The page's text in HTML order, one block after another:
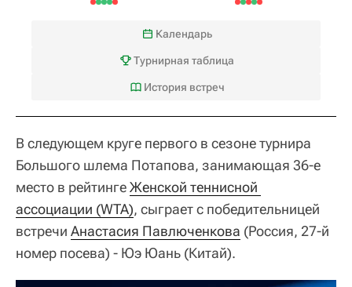
Календарь
Турнирная таблица
История встреч
В следующем круге первого в сезоне турнира
Большого шлема Потапова, занимающая 36-е
место в рейтингеЖенской теннисной
ассоциации (WTA), сыграет с победительницей
встречи Анастасия Павлюченкова (Россия, 27-й
номер посева) - Юэ Юань (Китай).